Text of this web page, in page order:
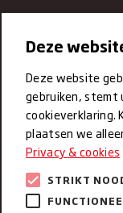
Dinsdag
Vrijdag
Zaterdag
Zondag
Deze
Deze website
gebruiken, stemt
cookieverklaring.
plaatsen we
Privacy & cookies
STRIKT